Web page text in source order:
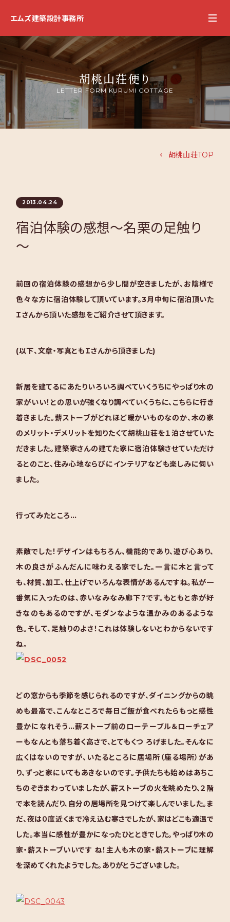
エムズ建築設計事務所
胡桃山荘便り
LETTER FORM KURUMI COTTAGE
胡桃山荘TOP
2013.04.24
宿泊体験の感想～名栗の足触り
～
前回の宿泊体験の感想から少し間が空きましたが、お陰様で
色々な方に宿泊体験して頂いています。3月中旬に宿泊頂いた
Ｉさんから頂いた感想をご紹介させて頂きます。
(以下、文章・写真ともＩさんから頂きました)
新居を建てるにあたりいろいろ調べていくうちにやっぱり木の
家がいい！との思いが強くなり調べていくうちに、こちらに行き
着きました。薪ストーブがどれほど暖かいものなのか、木の家
のメリット・デメリットを知りたくて胡桃山荘を１泊させていた
だきました。建築家さんの建てた家に宿泊体験させていただけ
るとのこと、住み心地ならびにインテリアなども楽しみに伺い
ました。
行ってみたところ…
素敵でした！デザインはもちろん、機能的であり、遊び心あり、
木の良さがふんだんに味わえる家でした。 一言に木と言って
も、材質、加工、仕上げでいろんな表情があるんですね。私が一
番気に入ったのは、赤いなみなみ廊下？です。もともと赤が好
きなのもあるのですが、モダンなような温かみのあるような
色。そして、足触りのよさ！これは体験しないとわからないです
ね。
どの窓からも季節を感じられるのですが、ダイニングからの眺
めも最高で、こんなところで毎日ご飯が食べれたらもっと感性
豊かになれそう…薪ストーブ前のローテーブル＆ローチェア
ーもなんとも落ち着く高さで、とてもくつ ろげました。そんなに
広くはないのですが、いたるところに居場所（座る場所）があ
り、ずっと家にいてもあきないのです。子供たちも始めはあちこ
ちのぞきまわっていましたが、薪ストーブの火を眺めたり、２階
で本を読んだり、自分の居場所を見つけて楽しんでいました。ま
だ、夜は０度近くまで冷え込む寒さでしたが、家はどこも適温で
した。本当に感性が豊かになったひとときでした。やっぱり木の
家・薪ストーブいいです ね！主人も木の家・薪ストーブに理解
を深めてくれたようでした。ありがとうございました。